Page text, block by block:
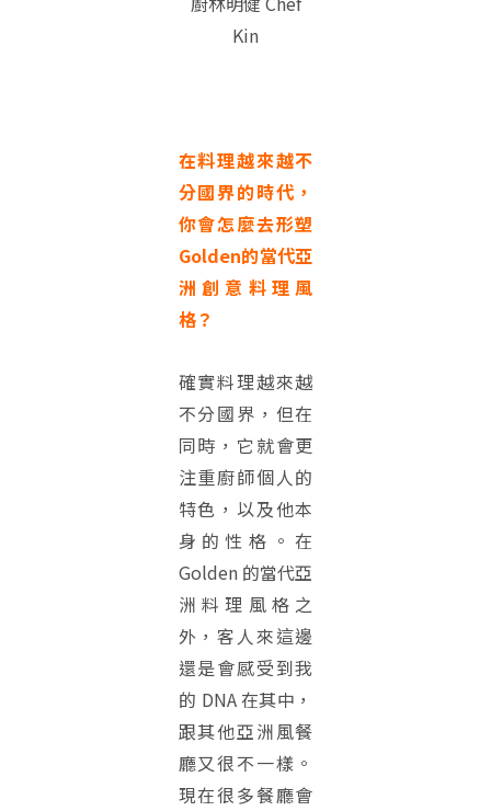
Kin
在料理越來越不
分國界的時代，
你會怎麼去形塑
Golden的當代亞
洲創意料理風
格？
確實料理越來越
不分國界，但在
同時，它就會更
注重廚師個人的
特色，以及他本
身的性格。在
Golden 的當代亞
洲料理風格之
外，客人來這邊
還是會感受到我
的 DNA 在其中，
跟其他亞洲風餐
廳又很不一樣。
現在很多餐廳會